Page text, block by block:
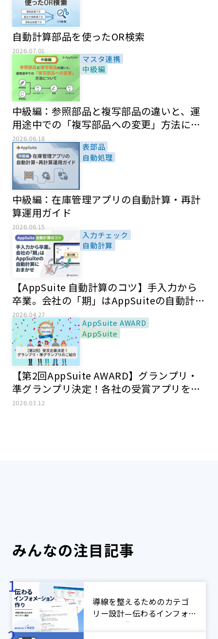
自動計算部品を使ったOR検索
2026.07.01
マスタ連携
中級編
中級編：参照部品と複写部品の違いと、運
用途中での「複写部品への変更」方法につ
いて
2026.06.18
表部品
自動処理
中級編：在庫管理アプリの自動計算・再計
算運用ガイド
2026.06.15
入力チェック
自動計算
【AppSuite 自動計算のコツ】手入力から
卒業。会社の「期」はAppSuiteの自動計算
におまかせ
2026.04.27
AppSuite AWARD
AppSuite
【第2回AppSuite AWARD】グランプリ・
準グランプリ決定！各社の受賞アプリをご
紹介！
2026.03.12
みんなの注目記事
導線を整えるためのカテゴ
リー設計—伝わるインフォメ
ーション作り